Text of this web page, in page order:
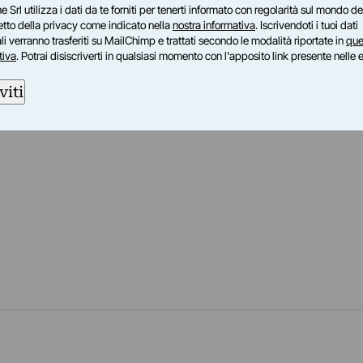
nel 2012. Una classifica conservatrice con primo
terzo Vermeer. Ma non mancano sorprese: a
Architettura da record
è più voglia di qualcosa di buono. Della serie: bene i
i grandi nomi, bene gli eventi da libro…
Srl utilizza i dati da te forniti per tenerti informato con regolarità sul mondo
della privacy come indicato nellanostra informativa. Iscrivendoti i tuoi dati
verranno trasferiti su MailChimp e trattati secondo le modalità riportate in
. Potrai disiscriverti in qualsiasi momento con l'apposito link presente nelle